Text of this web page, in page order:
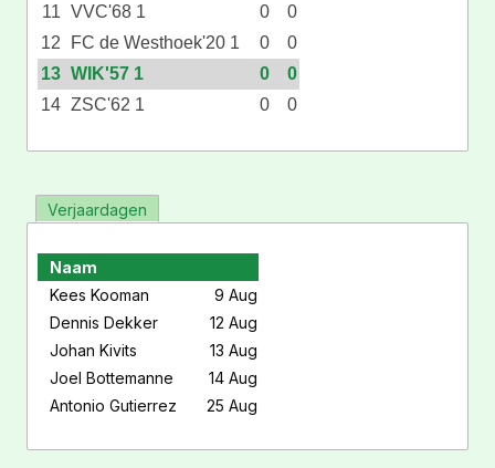
11 VVC'68 1 0
0
12
FC de Westhoek'20 1 0
0
13 WIK'57 1 0
0
14 ZSC'62 1 0 0
Verjaardagen
Naam
Kees Kooman
9 Aug
Dennis Dekker
12 Aug
Johan Kivits
13 Aug
Joel Bottemanne
14 Aug
Antonio Gutierrez
25 Aug